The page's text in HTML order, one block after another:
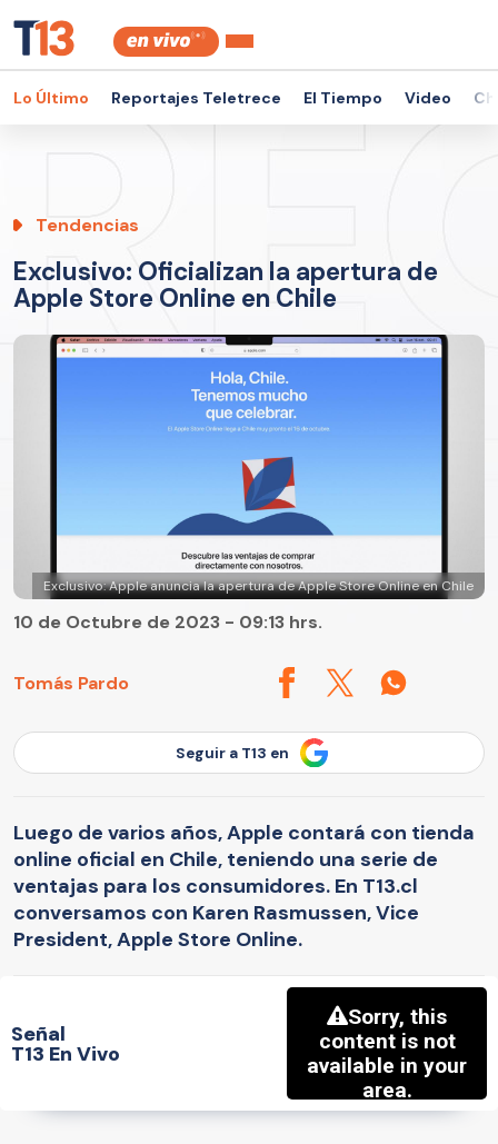
Lo Último Reportajes Teletrece El Tiempo Video
Tendencias
Exclusivo: Oficializan la apertura de
Apple Store Online en Chile
Exclusivo: Apple anuncia la apertura de Apple Store Online en Chile
Tomás Pardo
10 de Octubre de 2023 - 09:13 hrs.
Seguir a T13 en
Luego de varios años, Apple contará con tienda
online oficial en Chile, teniendo una serie de
ventajas para los consumidores. En T13.cl
conversamos con Karen Rasmussen, Vice
President, Apple Store Online.
Señal
T13 En Vivo